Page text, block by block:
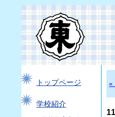
トップページ
学校紹介
«